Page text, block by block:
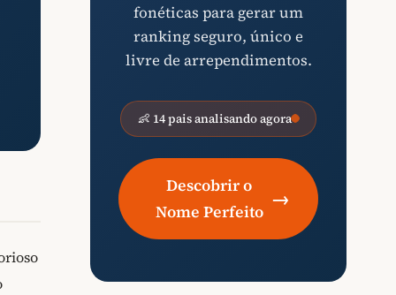
fonéticas para gerar um
ranking seguro, único e
livre de arrependimentos.
👶 14 pais analisando agora
Descobrir o
Nome Perfeito
→